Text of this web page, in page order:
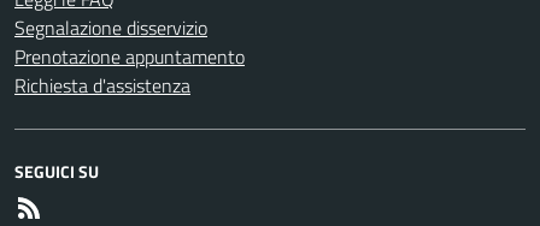
Segnalazione disservizio
Prenotazione appuntamento
Richiesta d'assistenza
SEGUICI SU